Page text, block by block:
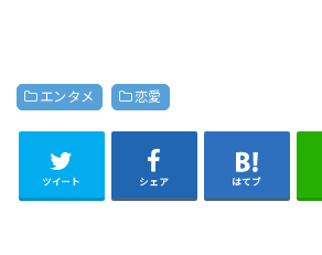
エンタメ 恋愛
ツイート シェア はてブ